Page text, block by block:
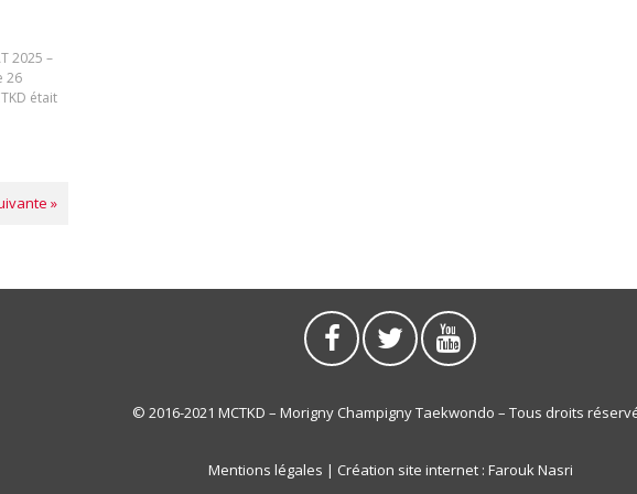
2025 –
26
était
»
© 2016-2021 MCTKD – Morigny Champigny Taekwondo – Tous droits
Mentions légales | Création site internet : Farouk Nasri